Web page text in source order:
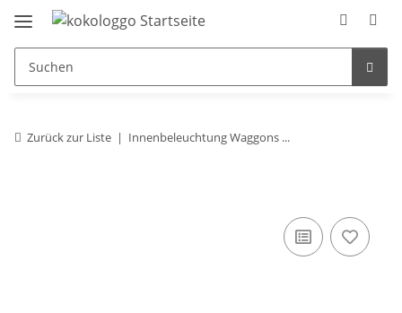
Zurück zur Liste Innenbeleuchtung Waggons ...